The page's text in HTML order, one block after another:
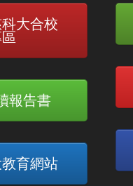
大合校
報告書
育網站